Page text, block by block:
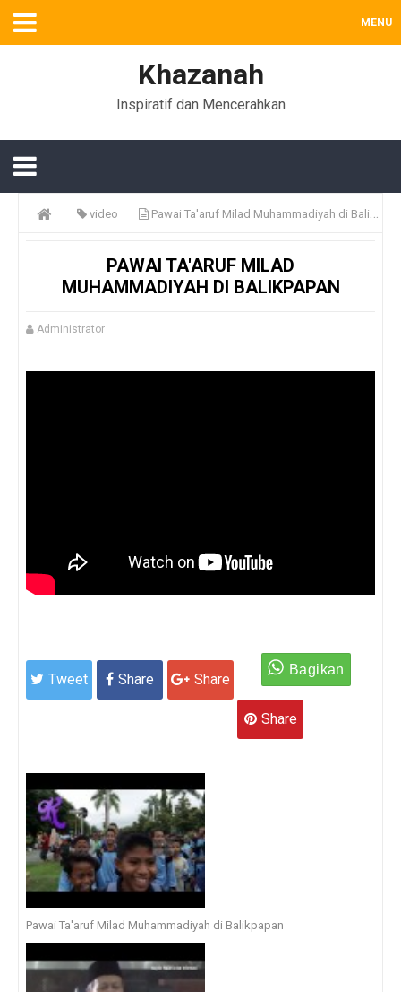
MENU
Khazanah
Inspiratif dan Mencerahkan
video Pawai Ta'aruf Milad Muhammadiyah di Balikpapan
PAWAI TA'ARUF MILAD
MUHAMMADIYAH DI BALIKPAPAN
Administrator
Tweet Share Share
Share
Pawai Ta'aruf Milad Muhammadiyah di Balikpapan